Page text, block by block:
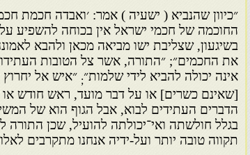
״כיוון שהנביא ( ישעיה ) אמר: ׳ואבדה חכמת
החוכמה של חכמי ישראל אין בכוחה להשפיע
בשיגעון, שצליבת ישו מביאה מכאן ולהבא
את החכמים״; ״התורה, אשר צל הטובות
אינה יכולה להביא לידי שלמות״; ״איש אל
[שאינם כשרים] או על דבר מועד, ראש חודש
הדברים העתידים לבוא, אבל הגוף הוא של
בגלל חולשתה ואי־יכולתה להועיל, שכן
תקווה טובה יותר ועל-ידיה אנחנו מתקרבים